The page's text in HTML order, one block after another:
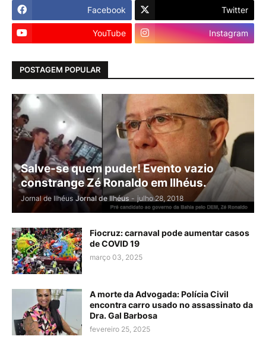
Facebook Twitter
YouTube Instagram
POSTAGEM POPULAR
Salve-se quem puder! Evento vazio
constrange Zé Ronaldo em Ilhéus.
Jornal de Ilhéus Jornal de Ilhéus - julho 28, 2018
Fiocruz: carnaval pode aumentar casos
de COVID 19
março 03, 2025
A morte da Advogada: Polícia Civil
encontra carro usado no assassinato da
Dra. Gal Barbosa
fevereiro 25, 2025